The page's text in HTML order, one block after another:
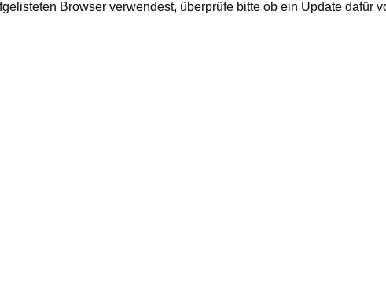
Browser verwendest, überprüfe bitte ob ein Update dafür